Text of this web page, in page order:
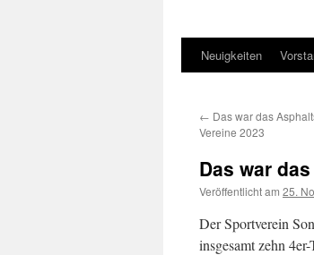
Neuigkeiten
← Das war das
Vereine 2023
Das war
Veröffentlicht am 25.
Der Sportverein
insgesamt zehn